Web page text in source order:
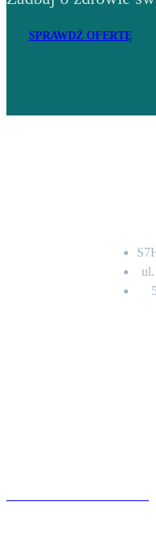
SPRAWDŹ OFERTĘ